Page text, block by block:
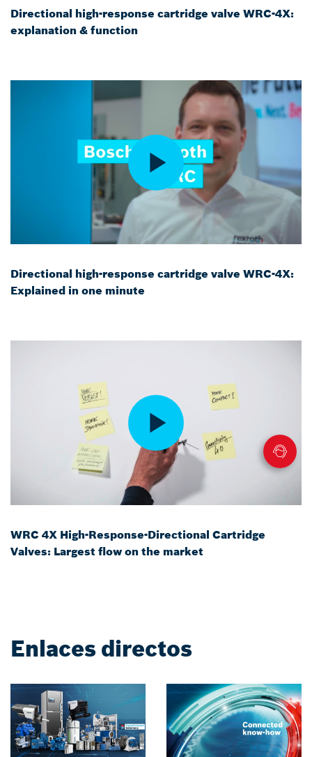
Directional high-response cartridge valve WRC-4X:
explanation & function
Directional high-response cartridge valve WRC-4X:
Explained in one minute
WRC 4X High-Response-Directional Cartridge
Valves: Largest flow on the market
Enlaces directos